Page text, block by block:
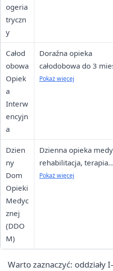
ogeria
tryczn
y
Całod
obowa
Opiek
a
Interw
encyjn
a
Doraźna opieka
całodobowa do 3
w nagłych sytuacjach
Pokaż więcej
Dzien
ny
Dom
Opieki
Medyc
znej
(DDO
M)
Dzienna opieka
rehabilitacja, terapia
zajęciowa po
Pokaż więcej
Warto zaznaczyć: oddziały